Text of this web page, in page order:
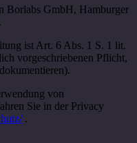
Borlabs GmbH, Hamburger
ist Art. 6 Abs. 1 S. 1 lit.
vorgeschriebenen Pflicht,
von
Sie in der Privacy
.